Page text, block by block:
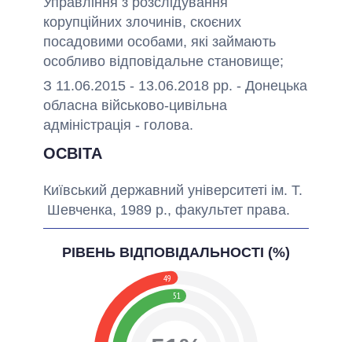
корупційних злочинів, скоєних
посадовими особами, які займають
особливо відповідальне становище;
З 11.06.2015 - 13.06.2018 рр. - Донецька
обласна військово-цивільна
адміністрація - голова.
ОСВІТА
Київський державний університеті ім. Т.
Шевченка, 1989 р., факультет права.
РІВЕНЬ ВІДПОВІДАЛЬНОСТІ (%)
49
51